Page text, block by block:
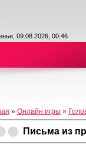
09.08.2026, 00:46
» Онлайн игры »
Письма из